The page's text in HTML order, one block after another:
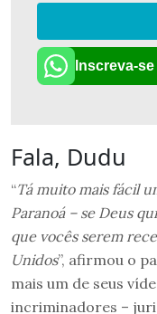
Inscreva-se
Fala, Dudu
“Tá muito mais fácil
Paranoá – se Deus
que vocês serem
Unidos”, afirmou o
mais um de seus
incriminadores –